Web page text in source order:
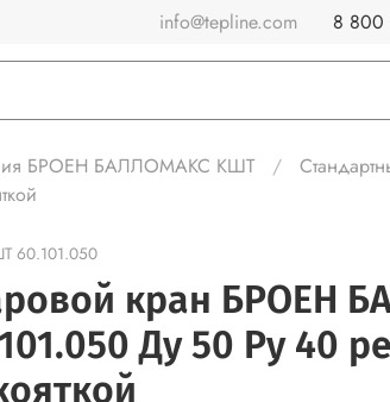
info@tepline.com 8 800
БРОЕН БАЛЛОМАКС КШТ
60.101.050
кран БРОЕН
Ду 50 Ру 40